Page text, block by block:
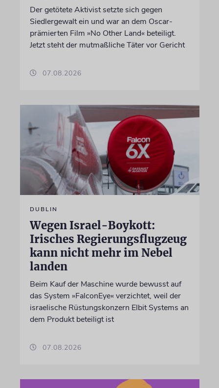
Der getötete Aktivist setzte sich gegen
Siedlergewalt ein und war an dem Oscar-
prämierten Film »No Other Land« beteiligt.
Jetzt steht der mutmaßliche Täter vor Gericht
07.08.2026
DUBLIN
Wegen Israel-Boykott:
Irisches Regierungsflugzeug
kann nicht mehr im Nebel
landen
Beim Kauf der Maschine wurde bewusst auf
das System »FalconEye« verzichtet, weil der
israelische Rüstungskonzern Elbit Systems an
dem Produkt beteiligt ist
07.08.2026